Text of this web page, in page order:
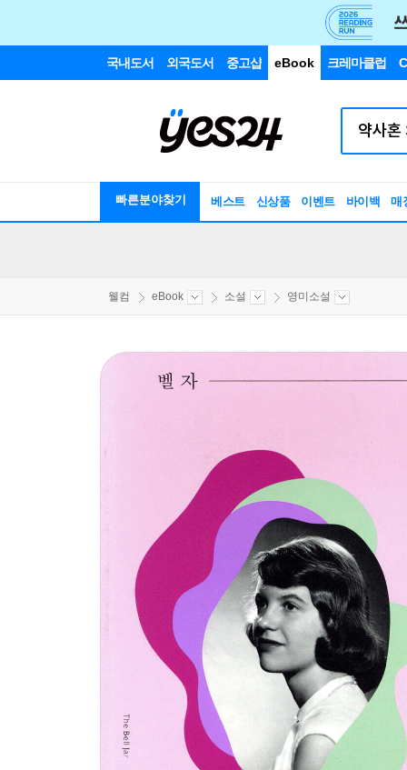
국내도서 외국도서 중고샵 eBook 크레마클럽
빠른분야찾기 베스트 신상품 이벤트 바이백 매
웰컴 eBook 소설 영미소설